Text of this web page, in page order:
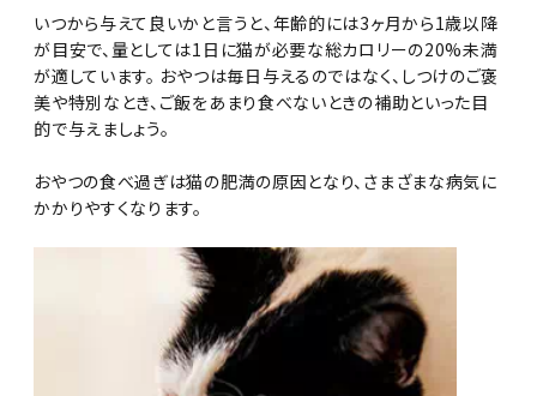
いつから与えて良いかと言うと、年齢的には3ヶ月から1歳以降
が目安で、量としては1日に猫が必要な総カロリーの20%未満
が適しています。 おやつは毎日与えるのではなく、しつけのご褒
美や特別なとき、ご飯をあまり食べないときの補助といった目
的で与えましょう。
おやつの食べ過ぎは猫の肥満の原因となり、さまざまな病気に
かかりやすくなります。